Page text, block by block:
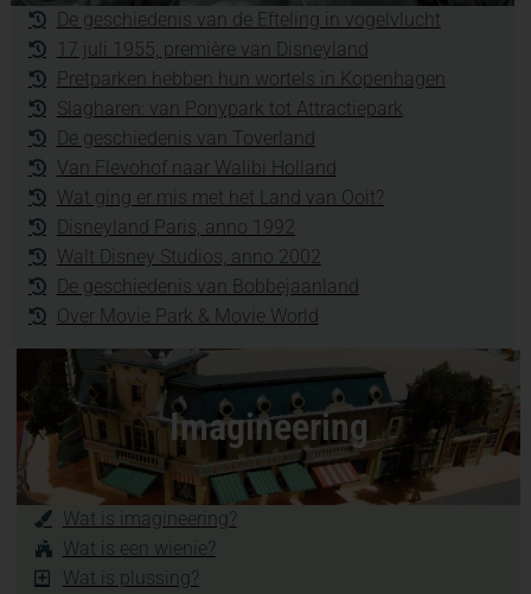
De geschiedenis van de Efteling in vogelvlucht
17 juli 1955, première van Disneyland
Pretparken hebben hun wortels in Kopenhagen
Slagharen: van Ponypark tot Attractiepark
De geschiedenis van Toverland
Van Flevohof naar Walibi Holland
Wat ging er mis met het Land van Ooit?
Disneyland Paris, anno 1992
Walt Disney Studios, anno 2002
De geschiedenis van Bobbejaanland
Over Movie Park & Movie World
Imagineering
Wat is imagineering?
Wat is een wienie?
Wat is plussing?